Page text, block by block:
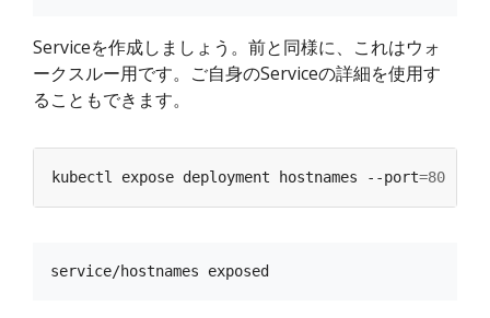
Serviceを作成しましょう。前と同様に、これはウォ
ークスルー用です。ご自身のServiceの詳細を使用す
ることもできます。
kubectl expose deployment hostnames --port=80